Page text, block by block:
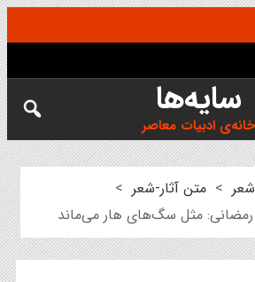
سایه‌ها
خانه‌ی ادبیات معاصر
شعر > متن آثار-شعر >
رمضانی: مثل سگ‌های هار می‌ماند